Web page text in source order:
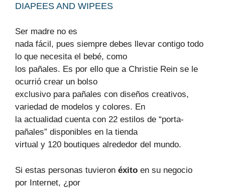
DIAPEES AND WIPEES
Ser madre no es
nada fácil, pues siempre debes llevar contigo todo
lo que necesita el bebé, como
los pañales. Es por ello que a Christie Rein se le
ocurrió crear un bolso
exclusivo para pañales con diseños creativos,
variedad de modelos y colores. En
la actualidad cuenta con 22 estilos de “porta-
pañales” disponibles en la tienda
virtual y 120 boutiques alrededor del mundo.
Si estas personas tuvieron éxito en su negocio
por Internet, ¿por